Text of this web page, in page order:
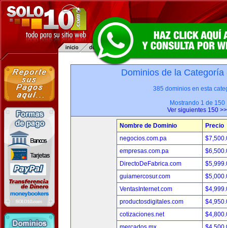
Dominios de la
385 dominios en esta
Mostrando 1 de 150
Ver siguientes 150 >>
Nombre de Dominio
Precio
negocios.com.pa
empresas.com.pa
DirectoDeFabrica.com
guiamercosur.com
VentasInternet.com
productosdigitales.com
cotizaciones.net